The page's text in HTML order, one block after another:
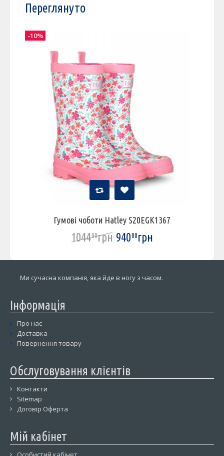
Переглянуто
Гумові чоботи Hatley S20EGK1367
104400грн 94000грн
-10%
Ми сучасна компанія, яка йде в ногу з часом.
Інформація
Про нас
Доставка
Повернення товару
Обслуговування клієнтів
Контакти
Sitemap
Договір Оферта
Мій кабінет